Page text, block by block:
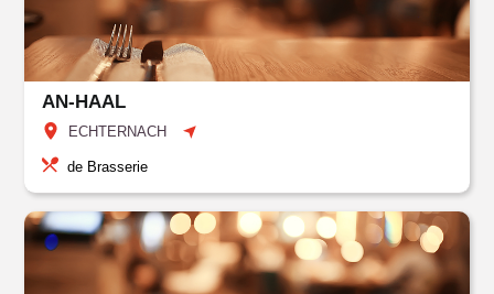
AN-HAAL
ECHTERNACH
de Brasserie